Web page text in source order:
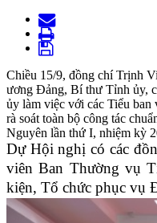
Chiều 15/9, đồng chí Trịnh
ương Đảng, Bí thư Tỉnh ủy,
ủy làm việc với các Tiểu ban
rà soát toàn bộ công tác
Nguyên lần thứ I, nhiệm kỳ
Dự Hội nghị có các
viên Ban Thường vụ
kiện, Tổ chức phục vụ